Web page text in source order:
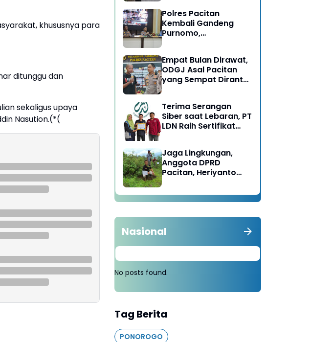
khususnya para
ditunggu dan
sekaligus upaya
Nasution.(*(
Dapur Tetap Ngebul
Polres Pacitan
Kembali Gandeng
Purnomo,
Rehabilitasi
Empat Bulan Dirawat,
ODGJ Asal Pacitan
yang Sempat Dirantai
Terima Serangan
Siber saat Lebaran, PT
LDN Raih Sertifikat
Karesidenan Madiun
Raya
Jaga Lingkungan,
Anggota DPRD
Pacitan, Heriyanto
Tebang 100 Pohon
diganti Tanam 1000
Nasional
No posts found.
Tag Berita
PONOROGO